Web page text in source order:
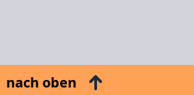
nach oben